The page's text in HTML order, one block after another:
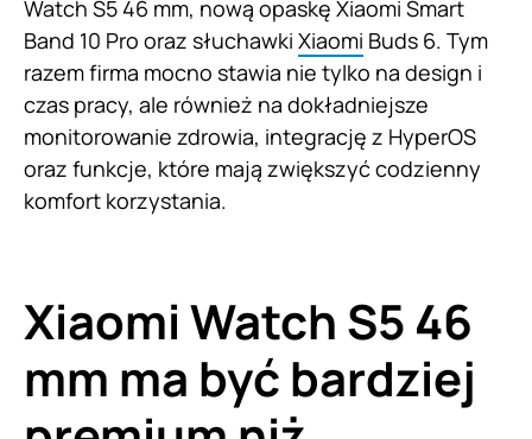
Watch S5 46 mm, nową opaskę Xiaomi Smart
Band 10 Pro oraz słuchawki Xiaomi Buds 6. Tym
razem firma mocno stawia nie tylko na design i
czas pracy, ale również na dokładniejsze
monitorowanie zdrowia, integrację z HyperOS
oraz funkcje, które mają zwiększyć codzienny
komfort korzystania.
Xiaomi Watch S5 46
mm ma być bardziej